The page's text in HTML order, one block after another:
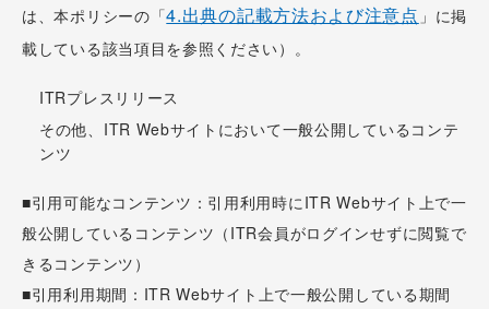
は、本ポリシーの「4.出典の記載方法および注意点 」に掲
載している該当項目を参照ください）。
ITRプレスリリース
その他、ITR Webサイトにおいて一般公開しているコンテ
ンツ
■引用可能なコンテンツ：引用利用時にITR Webサイト上で一
般公開しているコンテンツ（ITR会員がログインせずに閲覧で
きるコンテンツ）
■引用利用期間：ITR Webサイト上で一般公開している期間